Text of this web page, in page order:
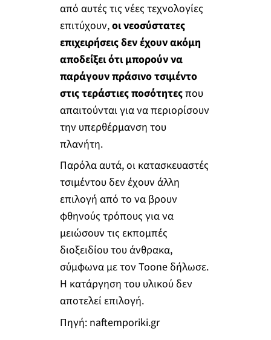
από αυτές τις νέες τεχνολογίες
επιτύχουν,οι νεοσύστατες
επιχειρήσεις δεν έχουν ακόμη
αποδείξει ότι μπορούν να
παράγουν πράσινο τσιμέντο
στις τεράστιες ποσότητεςπου
απαιτούνται για να περιορίσουν
την υπερθέρμανση του
πλανήτη.
Παρόλα αυτά, οι κατασκευαστές
τσιμέντου δεν έχουν άλλη
επιλογή από το να βρουν
φθηνούς τρόπους για να
μειώσουν τις εκπομπές
διοξειδίου του άνθρακα,
σύμφωνα με τον Toone δήλωσε.
Η κατάργηση του υλικού δεν
αποτελεί επιλογή.
Πηγή: naftemporiki.gr